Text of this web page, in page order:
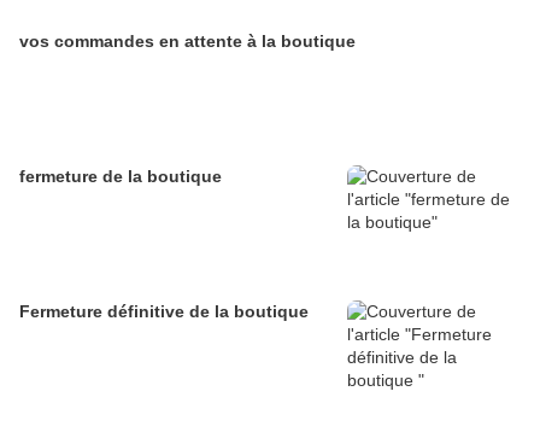
vos commandes en attente à la boutique
fermeture de la boutique
Fermeture définitive de la boutique